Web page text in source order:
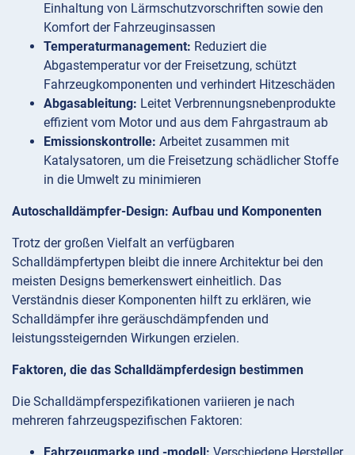
Einhaltung von Lärmschutzvorschriften sowie den
Komfort der Fahrzeuginsassen
Temperaturmanagement: Reduziert die
Abgastemperatur vor der Freisetzung, schützt
Fahrzeugkomponenten und verhindert Hitzeschäden
Abgasableitung: Leitet Verbrennungsnebenprodukte
effizient vom Motor und aus dem Fahrgastraum ab
Emissionskontrolle: Arbeitet zusammen mit
Katalysatoren, um die Freisetzung schädlicher Stoffe
in die Umwelt zu minimieren
Autoschalldämpfer-Design: Aufbau und Komponenten
Trotz der großen Vielfalt an verfügbaren
Schalldämpfertypen bleibt die innere Architektur bei den
meisten Designs bemerkenswert einheitlich. Das
Verständnis dieser Komponenten hilft zu erklären, wie
Schalldämpfer ihre geräuschdämpfenden und
leistungssteigernden Wirkungen erzielen.
Faktoren, die das Schalldämpferdesign bestimmen
Die Schalldämpferspezifikationen variieren je nach
mehreren fahrzeugspezifischen Faktoren: